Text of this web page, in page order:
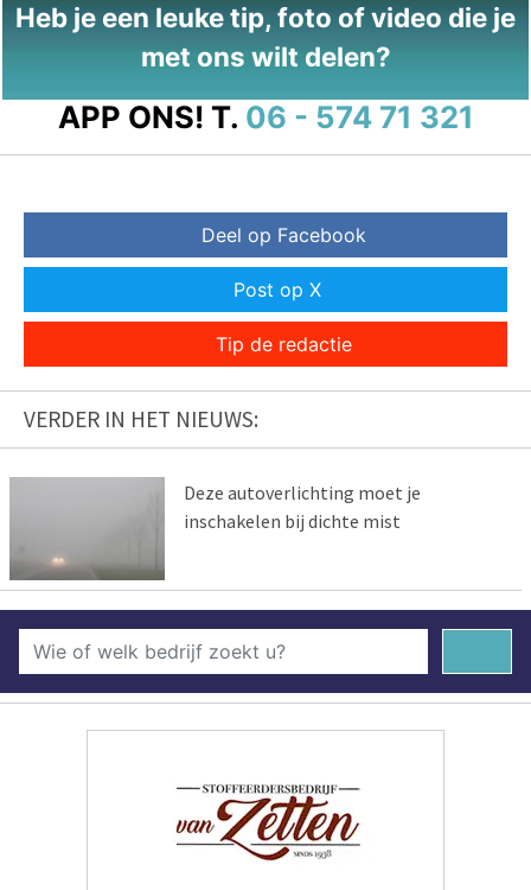
Heb je een leuke tip, foto of video die je
met ons wilt delen?
APP ONS! T. 06 - 574 71 321
Deel op Facebook
Post op X
Tip de redactie
VERDER IN HET NIEUWS:
Deze autoverlichting moet je
inschakelen bij dichte mist